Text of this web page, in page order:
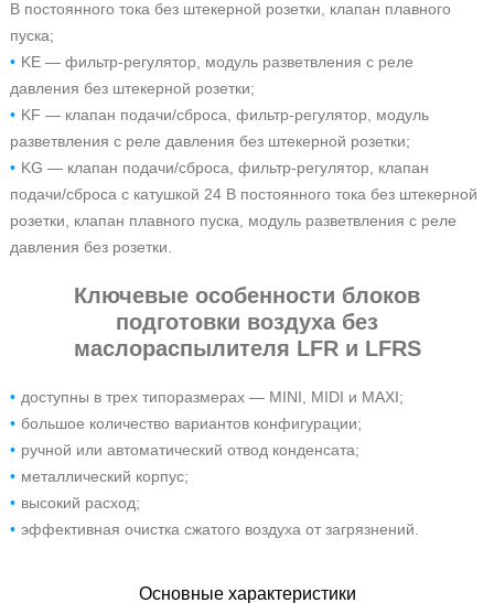
В постоянного тока без штекерной розетки, клапан плавного
пуска;
KE — фильтр-регулятор, модуль разветвления с реле
давления без штекерной розетки;
KF — клапан подачи/сброса, фильтр-регулятор, модуль
разветвления с реле давления без штекерной розетки;
KG — клапан подачи/сброса, фильтр-регулятор, клапан
подачи/сброса с катушкой 24 В постоянного тока без штекерной
розетки, клапан плавного пуска, модуль разветвления с реле
давления без розетки.
Ключевые особенности блоков
подготовки воздуха без
маслораспылителя LFR и LFRS
доступны в трех типоразмерах — MINI, MIDI и MAXI;
большое количество вариантов конфигурации;
ручной или автоматический отвод конденсата;
металлический корпус;
высокий расход;
эффективная очистка сжатого воздуха от загрязнений.
Основные характеристики